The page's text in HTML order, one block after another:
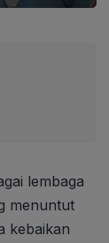
lembaga
menuntut
kebaikan